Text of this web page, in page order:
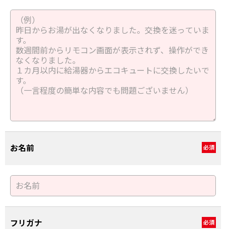
お名前 必須
フリガナ 必須